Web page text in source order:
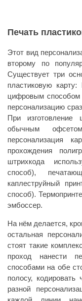
Печать
Этот вид
второму по
Существует три
пластиковую
цифровым способом
персонализацию
При изготовление
обычным
персонализация
прохождения
штрихкода
способ),
каплеструйный
способ).
эмбоссер.
На нём делается,
остальная
стоят такие
проход нанести
способами на обе
полосу,
разной